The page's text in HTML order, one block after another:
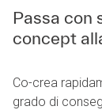
Passa con
concept
Co-crea
grado di